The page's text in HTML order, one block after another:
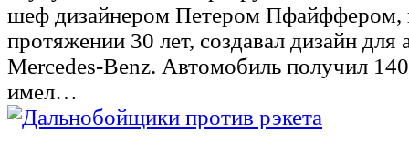
шеф дизайнером Петером Пфайффером,
протяжении 30 лет, создавал дизайн для
Mercedes-Benz. Автомобиль получил
имел…